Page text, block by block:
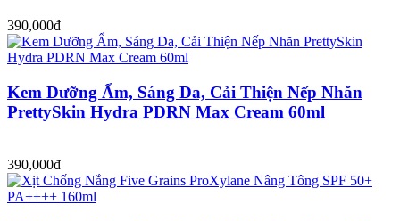
390,000đ
Kem Dưỡng Ẩm, Sáng Da, Cải Thiện Nếp Nhăn
PrettySkin Hydra PDRN Max Cream 60ml
390,000đ